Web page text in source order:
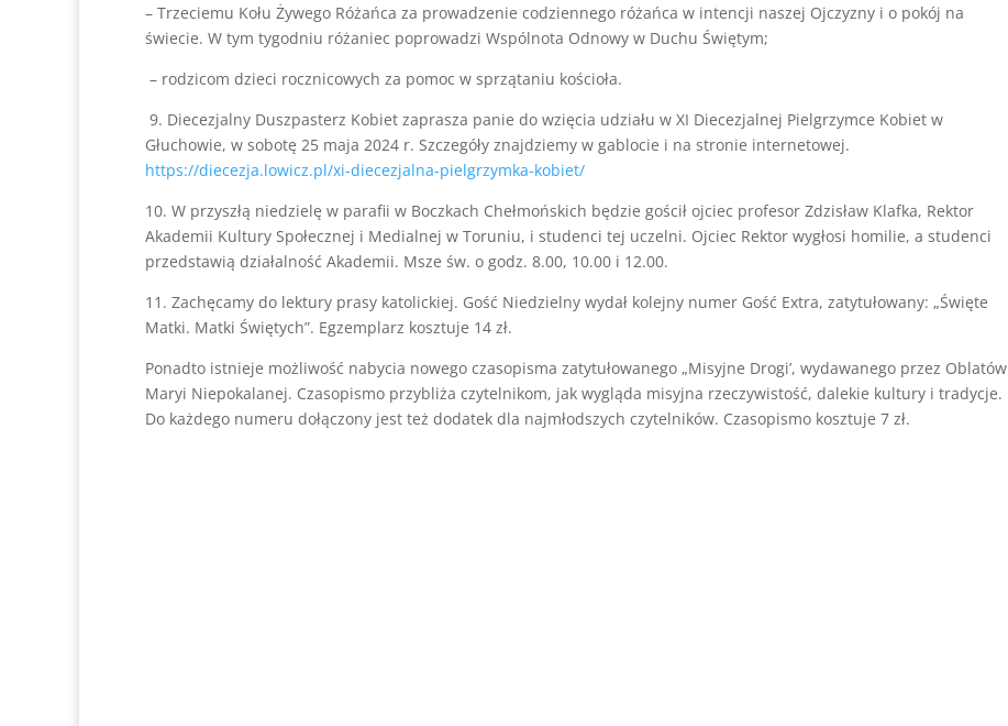
– Trzeciemu Kołu Żywego Różańca za prowadzenie codziennego różańca w intencji naszej Ojczyzny i o pokój na
świecie. W tym tygodniu różaniec poprowadzi Wspólnota Odnowy w Duchu Świętym;
– rodzicom dzieci rocznicowych za pomoc w sprzątaniu kościoła.
9. Diecezjalny Duszpasterz Kobiet zaprasza panie do wzięcia udziału w XI Diecezjalnej Pielgrzymce Kobiet w
Głuchowie, w sobotę 25 maja 2024 r. Szczegóły znajdziemy w gablocie i na stronie internetowej.
https://diecezja.lowicz.pl/xi-diecezjalna-pielgrzymka-kobiet/
10. W przyszłą niedzielę w parafii w Boczkach Chełmońskich będzie gościł ojciec profesor Zdzisław Klafka, Rektor
Akademii Kultury Społecznej i Medialnej w Toruniu, i studenci tej uczelni. Ojciec Rektor wygłosi homilie, a studenci
przedstawią działalność Akademii. Msze św. o godz. 8.00, 10.00 i 12.00.
11. Zachęcamy do lektury prasy katolickiej. Gość Niedzielny wydał kolejny numer Gość Extra, zatytułowany: „Święte
Matki. Matki Świętych”. Egzemplarz kosztuje 14 zł.
Ponadto istnieje możliwość nabycia nowego czasopisma zatytułowanego „Misyjne Drogi’, wydawanego przez Oblatów
Maryi Niepokalanej. Czasopismo przybliża czytelnikom, jak wygląda misyjna rzeczywistość, dalekie kultury i tradycje.
Do każdego numeru dołączony jest też dodatek dla najmłodszych czytelników. Czasopismo kosztuje 7 zł.